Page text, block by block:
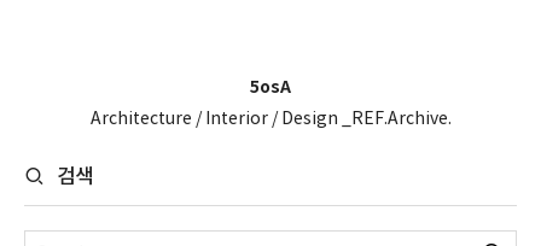
5osA
Architecture / Interior / Design _REF.Archive.
검색